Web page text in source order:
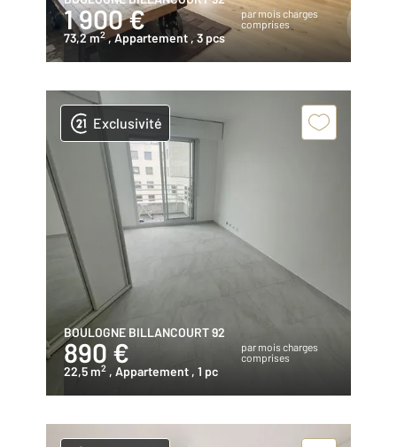
1 900 €
par mois charges
comprises
73,2 m2 , Appartement, 3 pcs
Exclusivité
BOULOGNE BILLANCOURT 92
890 €
par mois charges
comprises
22,5 m2 , Appartement , 1 pc